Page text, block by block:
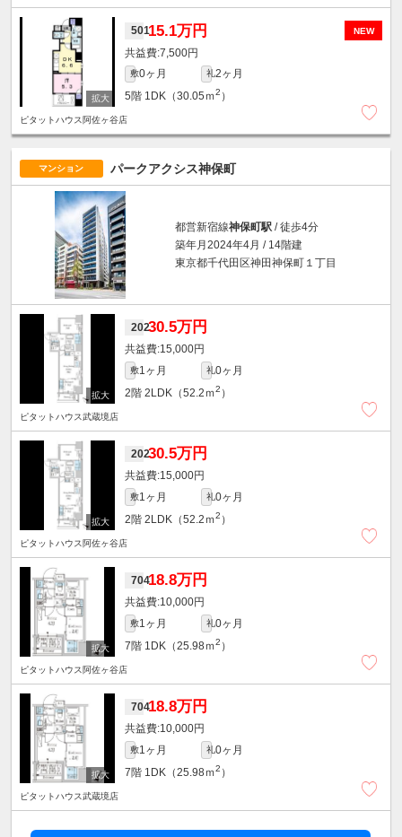
NEW
50115.1万円
7,500円
敷0ヶ月 礼2ヶ月
5階 1DK（30.05ｍ2 ）
ピタットハウス阿佐ヶ谷店
マンション パークアクシス神保町
都営新宿線神保町駅 / 徒歩4分
築年月2024年4月 / 14階建
東京都千代田区神田神保町１丁目
20230.5万円
15,000円
敷1ヶ月 礼0ヶ月
2階 2LDK（52.2ｍ2 ）
ピタットハウス武蔵境店
20230.5万円
15,000円
敷1ヶ月 礼0ヶ月
2階 2LDK（52.2ｍ2 ）
ピタットハウス阿佐ヶ谷店
70418.8万円
10,000円
敷1ヶ月 礼0ヶ月
7階 1DK（25.98ｍ2 ）
ピタットハウス阿佐ヶ谷店
70418.8万円
10,000円
敷1ヶ月 礼0ヶ月
7階 1DK（25.98ｍ2 ）
ピタットハウス武蔵境店